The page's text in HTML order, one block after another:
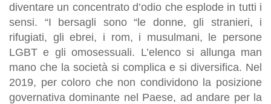
diventare un concentrato d’odio che esplode in tutti i
sensi. “I bersagli sono “le donne, gli stranieri, i
rifugiati, gli ebrei, i rom, i musulmani, le persone
LGBT e gli omosessuali. L’elenco si allunga man
mano che la società si complica e si diversifica. Nel
2019, per coloro che non condividono la posizione
governativa dominante nel Paese, ad andare per la